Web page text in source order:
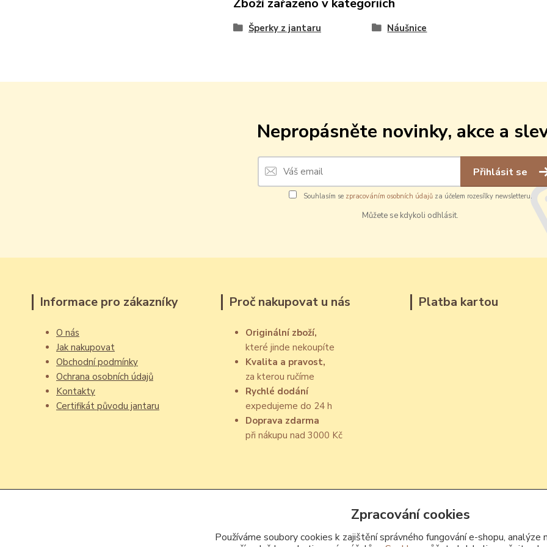
Zboží zařazeno v kategoriích
Šperky z jantaru Náušnice
Nepropásněte novinky, akce a
Přihlásit se
Souhlasím se zpracováním osobních údajůza účelem rozesílky newsletteru.
Můžete se kdykoli odhlásit.
Informace pro zákazníky
O nás
Jak nakupovat
Obchodní podmínky
Ochrana osobních údajů
Kontakty
Certifikát původu jantaru
Proč nakupovat u nás
Originální zboží,
které jinde nekoupíte
Kvalita a pravost,
za kterou ručíme
Rychlé dodání
expedujeme do 24 h
Doprava zdarma
při nákupu nad 3000 Kč
Platba kartou
Upravit sběr cookies.
Zpracování cookies
Používáme soubory cookies k zajištění správného fungování e-shopu, analýze